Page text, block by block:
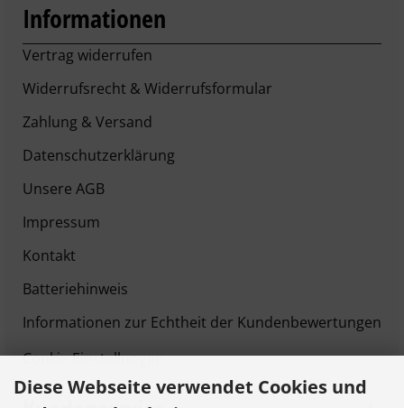
Informationen
Vertrag widerrufen
Widerrufsrecht & Widerrufsformular
Zahlung & Versand
Datenschutzerklärung
Unsere AGB
Impressum
Kontakt
Batteriehinweis
Informationen zur Echtheit der Kundenbewertungen
Cookie Einstellungen
Diese Webseite verwendet Cookies und